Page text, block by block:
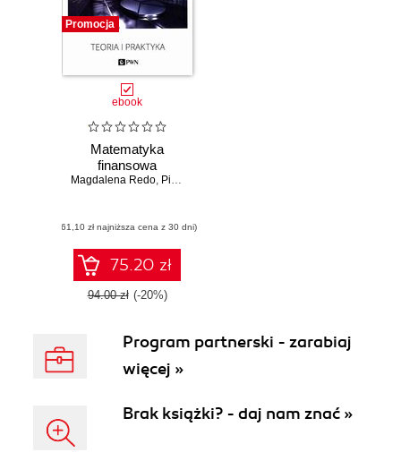
Promocja
ebook
Matematyka
finansowa
Magdalena Redo, Piotr Prewysz-Kwinto
(61,10 zł najniższa cena z 30 dni)
75.20 zł
94.00 zł (-20%)
Program partnerski - zarabiaj
więcej »
Brak książki? - daj nam znać »